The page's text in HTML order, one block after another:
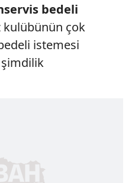
bedeli
kulübünün çok
istemesi